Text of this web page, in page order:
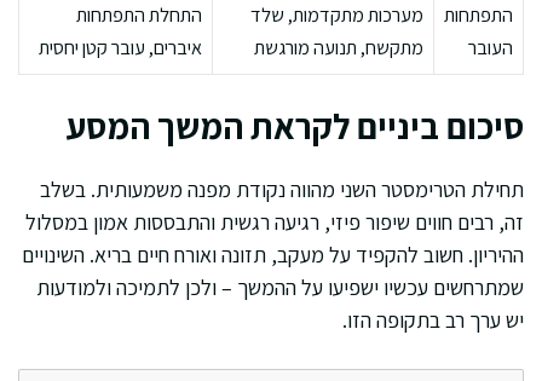
התפתחות
העובר
מערכות מתקדמות, שלד
מתקשח, תנועה מורגשת
התחלת התפתחות
איברים, עובר קטן יחסית
סיכום ביניים לקראת המשך המסע
תחילת הטרימסטר השני מהווה נקודת מפנה משמעותית. בשלב
זה, רבים חווים שיפור פיזי, רגיעה רגשית והתבססות אמון במסלול
ההיריון. חשוב להקפיד על מעקב, תזונה ואורח חיים בריא. השינויים
שמתרחשים עכשיו ישפיעו על ההמשך – ולכן לתמיכה ולמודעות
יש ערך רב בתקופה הזו.